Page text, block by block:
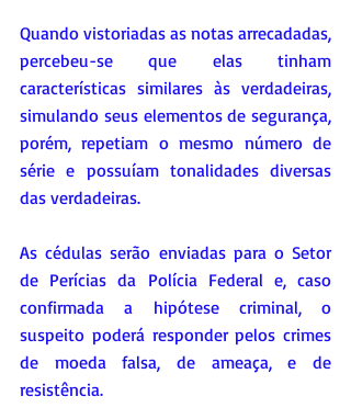
Quando vistoriadas as notas arrecadadas,
percebeu-se que elas tinham
características similares às verdadeiras,
simulando seus elementos de segurança,
porém, repetiam o mesmo número de
série e possuíam tonalidades diversas
das verdadeiras.
As cédulas serão enviadas para o Setor
de Perícias da Polícia Federal e, caso
confirmada a hipótese criminal, o
suspeito poderá responder pelos crimes
de moeda falsa, de ameaça, e de
resistência.